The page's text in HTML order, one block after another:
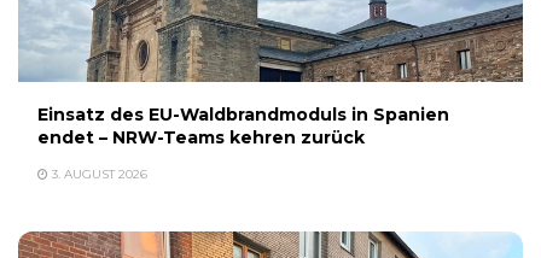
Einsatz des EU-Waldbrandmoduls in Spanien
endet – NRW-Teams kehren zurück
3. AUGUST 2026